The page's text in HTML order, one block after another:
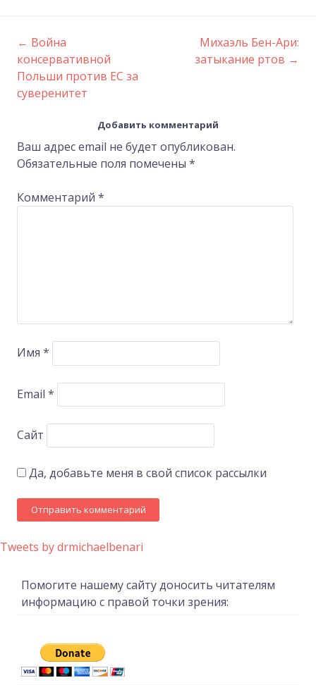
Post
navigation
← Война
консервативной
Польши против ЕС за
суверенитет
Михаэль Бен-Ари:
затыкание ртов →
Добавить комментарий
Ваш адрес email не будет опубликован.
Обязательные поля помечены *
Комментарий *
Имя *
Email *
Сайт
Да, добавьте меня в свой список рассылки
Tweets by drmichaelbenari
Помогите нашему сайту доносить читателям
информацию с правой точки зрения: